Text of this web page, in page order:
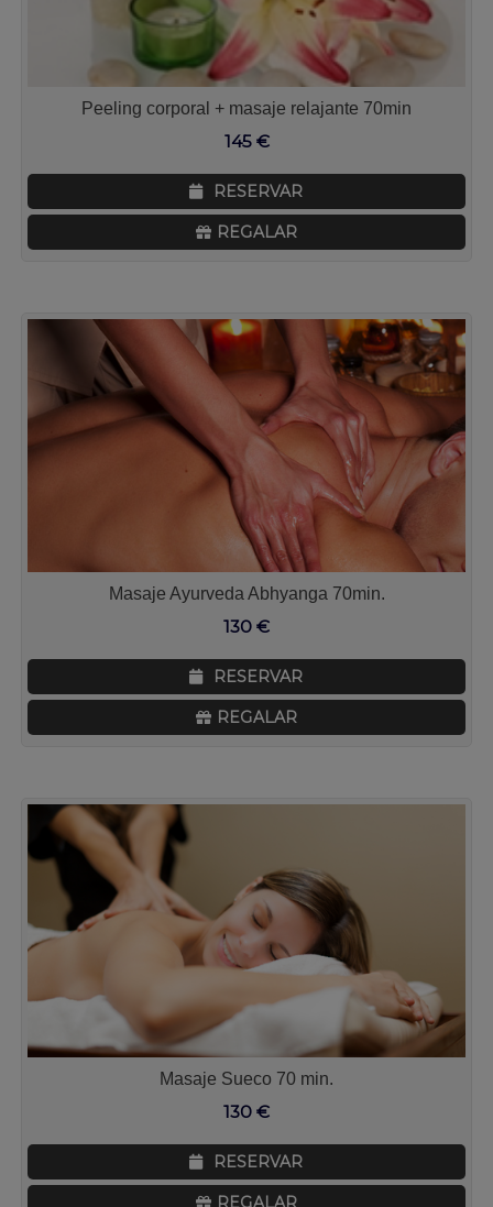
Peeling corporal + masaje relajante 70min
145€
RESERVAR
REGALAR
Masaje Ayurveda Abhyanga 70min.
130 €
RESERVAR
REGALAR
Masaje Sueco 70 min.
130 €
RESERVAR
REGALAR